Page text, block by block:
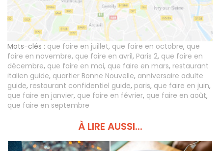
Mots-clés : que faire en juillet, que faire en octobre, que
faire en novembre, que faire en avril, Paris 2, que faire en
décembre, que faire en mai, que faire en mars, restaurant
italien guide, quartier Bonne Nouvelle, anniversaire adulte
guide, restaurant confidentiel guide, paris, que faire en juin,
que faire en janvier, que faire en février, que faire en août,
que faire en septembre
À LIRE AUSSI...